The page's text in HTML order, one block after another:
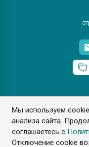
Мы используем
анализа сайта.
соглашаетесь с
Отключение cookie
Разрешается